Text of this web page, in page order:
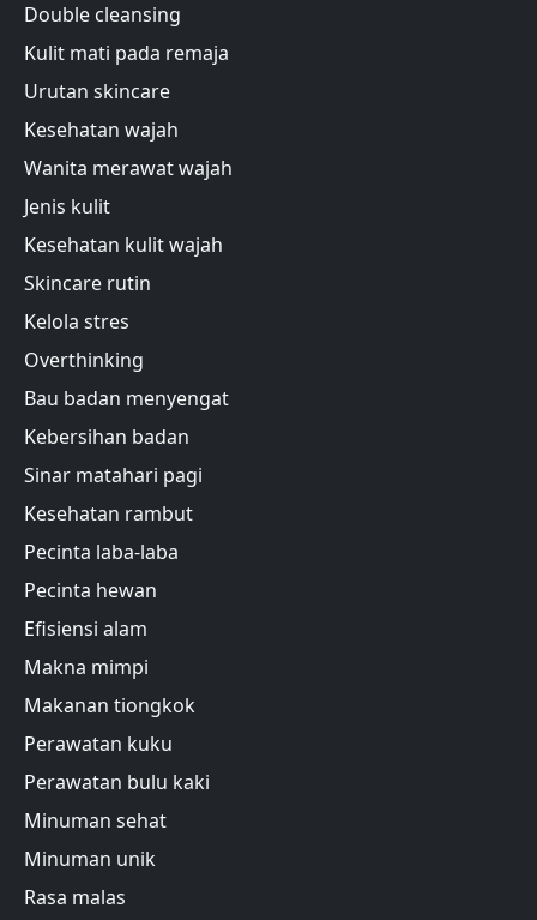
Double cleansing
Kulit mati pada remaja
Urutan skincare
Kesehatan wajah
Wanita merawat wajah
Jenis kulit
Kesehatan kulit wajah
Skincare rutin
Kelola stres
Overthinking
Bau badan menyengat
Kebersihan badan
Sinar matahari pagi
Kesehatan rambut
Pecinta laba-laba
Pecinta hewan
Efisiensi alam
Makna mimpi
Makanan tiongkok
Perawatan kuku
Perawatan bulu kaki
Minuman sehat
Minuman unik
Rasa malas